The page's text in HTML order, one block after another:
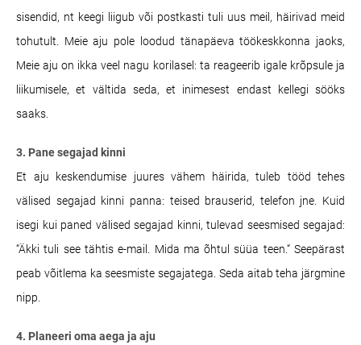
sisendid, nt keegi liigub või postkasti tuli uus meil, häirivad meid
tohutult. Meie aju pole loodud tänapäeva töökeskkonna jaoks,
Meie aju on ikka veel nagu korilasel: ta reageerib igale krõpsule ja
liikumisele, et vältida seda, et inimesest endast kellegi sööks
saaks.
3. Pane segajad kinni
Et aju keskendumise juures vähem häirida, tuleb tööd tehes
välised segajad kinni panna: teised brauserid, telefon jne. Kuid
isegi kui paned välised segajad kinni, tulevad seesmised segajad:
“Äkki tuli see tähtis e-mail. Mida ma õhtul süüa teen.“ Seepärast
peab võitlema ka seesmiste segajatega. Seda aitab teha järgmine
nipp.
4. Planeeri oma aega ja aju